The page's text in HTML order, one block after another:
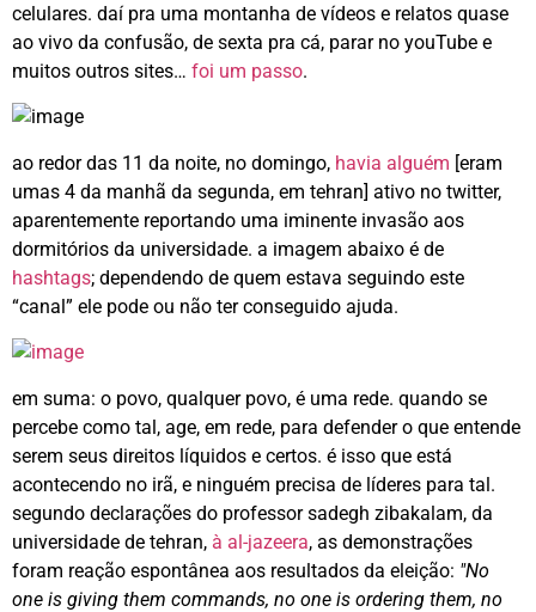
celulares. daí pra uma montanha de vídeos e relatos quase
ao vivo da confusão, de sexta pra cá, parar no youTube e
muitos outros sites… foi um passo.
ao redor das 11 da noite, no domingo, havia alguém [eram
umas 4 da manhã da segunda, em tehran] ativo no twitter,
aparentemente reportando uma iminente invasão aos
dormitórios da universidade. a imagem abaixo é de
hashtags; dependendo de quem estava seguindo este
“canal” ele pode ou não ter conseguido ajuda.
em suma: o povo, qualquer povo, é uma rede. quando se
percebe como tal, age, em rede, para defender o que entende
serem seus direitos líquidos e certos. é isso que está
acontecendo no irã, e ninguém precisa de líderes para tal.
segundo declarações do professor sadegh zibakalam, da
universidade de tehran, à al-jazeera, as demonstrações
foram reação espontânea aos resultados da eleição: "No
one is giving them commands, no one is ordering them, no